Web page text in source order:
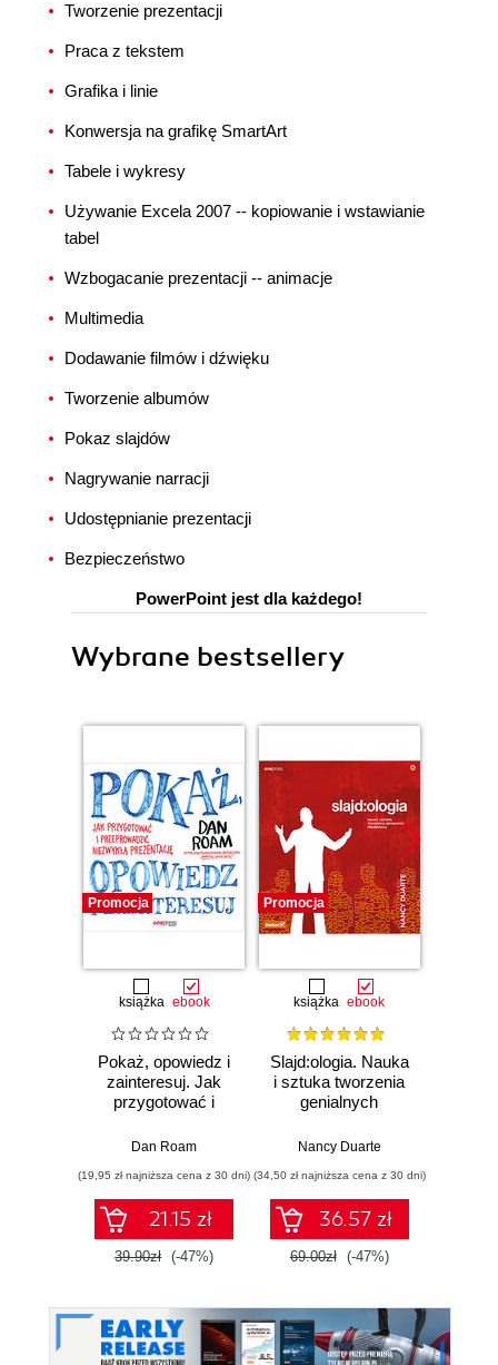
Tworzenie prezentacji
Praca z tekstem
Grafika i linie
Konwersja na grafikę SmartArt
Tabele i wykresy
Używanie Excela 2007 -- kopiowanie i wstawianie
tabel
Wzbogacanie prezentacji -- animacje
Multimedia
Dodawanie filmów i dźwięku
Tworzenie albumów
Pokaz slajdów
Nagrywanie narracji
Udostępnianie prezentacji
Bezpieczeństwo
PowerPoint jest dla każdego!
Wybrane bestsellery
Promocja
książka ebook
Pokaż, opowiedz i
zainteresuj. Jak
przygotować i
niezwykłą
Dan Roam
(19,95 zł najniższa cena z 30 dni)
21.15 zł
39.90zł (-47%)
Promocja
książka ebook
Slajd:ologia. Nauka
i sztuka tworzenia
genialnych
Nancy Duarte
(34,50 zł najniższa cena z 30 dni)
36.57 zł
69.00zł (-47%)